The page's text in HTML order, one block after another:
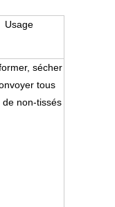
Usage
sécher
tous
de non-tissés